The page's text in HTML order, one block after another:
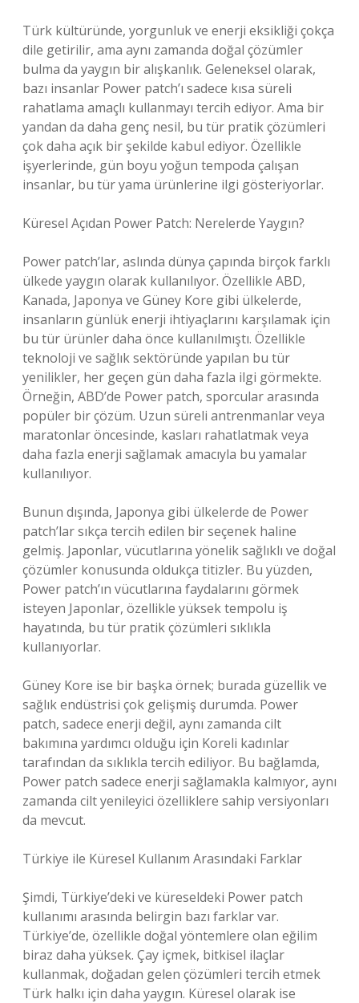
Türk kültüründe, yorgunluk ve enerji eksikliği çokça
dile getirilir, ama aynı zamanda doğal çözümler
bulma da yaygın bir alışkanlık. Geleneksel olarak,
bazı insanlar Power patch’ı sadece kısa süreli
rahatlama amaçlı kullanmayı tercih ediyor. Ama bir
yandan da daha genç nesil, bu tür pratik çözümleri
çok daha açık bir şekilde kabul ediyor. Özellikle
işyerlerinde, gün boyu yoğun tempoda çalışan
insanlar, bu tür yama ürünlerine ilgi gösteriyorlar.
Küresel Açıdan Power Patch: Nerelerde Yaygın?
Power patch’lar, aslında dünya çapında birçok farklı
ülkede yaygın olarak kullanılıyor. Özellikle ABD,
Kanada, Japonya ve Güney Kore gibi ülkelerde,
insanların günlük enerji ihtiyaçlarını karşılamak için
bu tür ürünler daha önce kullanılmıştı. Özellikle
teknoloji ve sağlık sektöründe yapılan bu tür
yenilikler, her geçen gün daha fazla ilgi görmekte.
Örneğin, ABD’de Power patch, sporcular arasında
popüler bir çözüm. Uzun süreli antrenmanlar veya
maratonlar öncesinde, kasları rahatlatmak veya
daha fazla enerji sağlamak amacıyla bu yamalar
kullanılıyor.
Bunun dışında, Japonya gibi ülkelerde de Power
patch’lar sıkça tercih edilen bir seçenek haline
gelmiş. Japonlar, vücutlarına yönelik sağlıklı ve doğal
çözümler konusunda oldukça titizler. Bu yüzden,
Power patch’ın vücutlarına faydalarını görmek
isteyen Japonlar, özellikle yüksek tempolu iş
hayatında, bu tür pratik çözümleri sıklıkla
kullanıyorlar.
Güney Kore ise bir başka örnek; burada güzellik ve
sağlık endüstrisi çok gelişmiş durumda. Power
patch, sadece enerji değil, aynı zamanda cilt
bakımına yardımcı olduğu için Koreli kadınlar
tarafından da sıklıkla tercih ediliyor. Bu bağlamda,
Power patch sadece enerji sağlamakla kalmıyor, aynı
zamanda cilt yenileyici özelliklere sahip versiyonları
da mevcut.
Türkiye ile Küresel Kullanım Arasındaki Farklar
Şimdi, Türkiye’deki ve küreseldeki Power patch
kullanımı arasında belirgin bazı farklar var.
Türkiye’de, özellikle doğal yöntemlere olan eğilim
biraz daha yüksek. Çay içmek, bitkisel ilaçlar
kullanmak, doğadan gelen çözümleri tercih etmek
Türk halkı için daha yaygın. Küresel olarak ise